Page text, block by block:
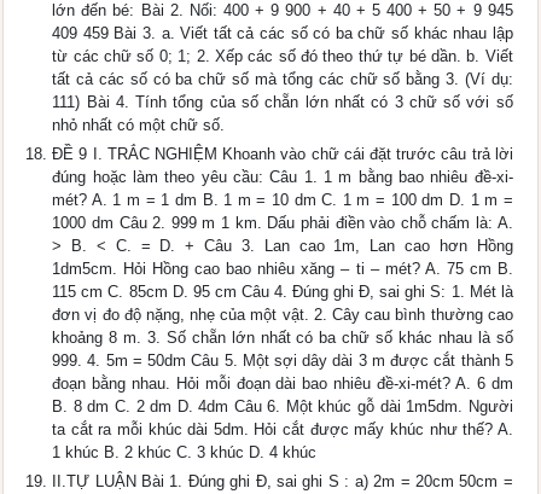
lớn đến bé: Bài 2. Nối: 400 + 9 900 + 40 + 5 400 + 50 + 9 945
409 459 Bài 3. a. Viết tất cả các số có ba chữ số khác nhau lập
từ các chữ số 0; 1; 2. Xếp các số đó theo thứ tự bé dần. b. Viết
tất cả các số có ba chữ số mà tổng các chữ số bằng 3. (Ví dụ:
111) Bài 4. Tính tổng của số chẵn lớn nhất có 3 chữ số với số
nhỏ nhất có một chữ số.
ĐỀ 9 I. TRẮC NGHIỆM Khoanh vào chữ cái đặt trước câu trả lời
đúng hoặc làm theo yêu cầu: Câu 1. 1 m bằng bao nhiêu đề-xi-
mét? A. 1 m = 1 dm B. 1 m = 10 dm C. 1 m = 100 dm D. 1 m =
1000 dm Câu 2. 999 m 1 km. Dấu phải điền vào chỗ chấm là: A.
> B. < C. = D. + Câu 3. Lan cao 1m, Lan cao hơn Hồng
1dm5cm. Hỏi Hồng cao bao nhiêu xăng – ti – mét? A. 75 cm B.
115 cm C. 85cm D. 95 cm Câu 4. Đúng ghi Đ, sai ghi S: 1. Mét là
đơn vị đo độ nặng, nhẹ của một vật. 2. Cây cau bình thường cao
khoảng 8 m. 3. Số chẵn lớn nhất có ba chữ số khác nhau là số
999. 4. 5m = 50dm Câu 5. Một sợi dây dài 3 m được cắt thành 5
đoạn bằng nhau. Hỏi mỗi đoạn dài bao nhiêu đề-xi-mét? A. 6 dm
B. 8 dm C. 2 dm D. 4dm Câu 6. Một khúc gỗ dài 1m5dm. Người
ta cắt ra mỗi khúc dài 5dm. Hỏi cắt được mấy khúc như thế? A.
1 khúc B. 2 khúc C. 3 khúc D. 4 khúc
II.TỰ LUẬN Bài 1. Đúng ghi Đ, sai ghi S : a) 2m = 20cm 50cm =